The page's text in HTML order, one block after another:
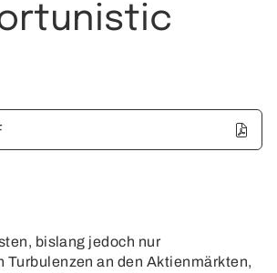
bislang jedoch nur
Turbulenzen an den Aktienmärkten,